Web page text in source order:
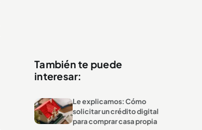
También te puede
interesar:
Le explicamos: Cómo
solicitar un crédito digital
para comprar casa propia